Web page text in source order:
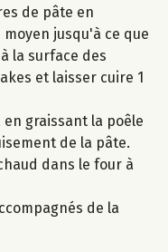
de pâte en
jusqu'à ce que
la surface des
et laisser cuire 1
graissant la poêle
de la pâte.
dans le four à
de la